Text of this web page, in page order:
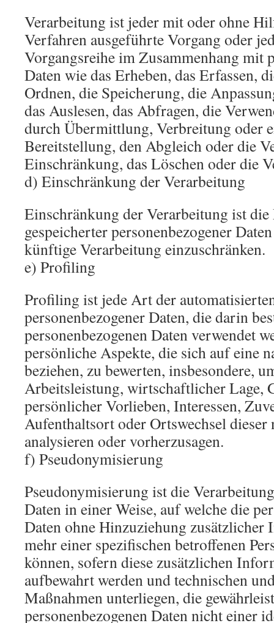
Verarbeitung ist jeder mit oder ohne
Verfahren ausgeführte Vorgang oder
Vorgangsreihe im Zusammenhang mit
Daten wie das Erheben, das Erfassen,
Ordnen, die Speicherung, die
das Auslesen, das Abfragen, die
durch Übermittlung, Verbreitung oder
Bereitstellung, den Abgleich oder die
Einschränkung, das Löschen oder die
d) Einschränkung der Verarbeitung
Einschränkung der Verarbeitung ist
gespeicherter personenbezogener
künftige Verarbeitung einzuschränken.
e) Profiling
Profiling ist jede Art der
personenbezogener Daten, die darin
personenbezogenen Daten verwendet
persönliche Aspekte, die sich auf eine
beziehen, zu bewerten, insbesondere,
Arbeitsleistung, wirtschaftlicher Lage,
persönlicher Vorlieben, Interessen,
Aufenthaltsort oder Ortswechsel dieser
analysieren oder vorherzusagen.
f) Pseudonymisierung
Pseudonymisierung ist die
Daten in einer Weise, auf welche die
Daten ohne Hinzuziehung
mehr einer spezifischen betroffenen
können, sofern diese zusätzlichen
aufbewahrt werden und technischen
Maßnahmen unterliegen, die
personenbezogenen Daten nicht einer